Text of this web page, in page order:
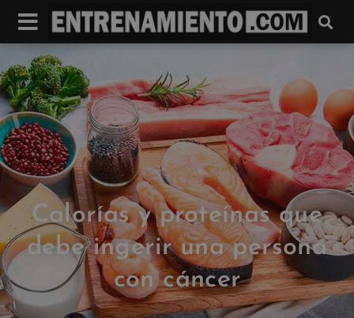
Calorías y proteínas que
debe ingerir una persona
con cáncer